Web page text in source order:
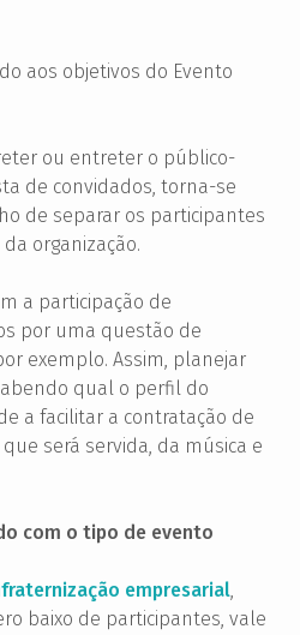
aos objetivos do Evento
ou entreter o público-
de convidados, torna-se
de separar os participantes
organização.
a participação de
por uma questão de
exemplo. Assim, planejar
qual o perfil do
a facilitar a contratação de
será servida, da música e
com o tipo de evento
empresarial,
baixo de participantes, vale